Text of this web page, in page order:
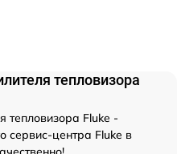
тепловизора
тепловизора Fluke -
сервис-центра Fluke в